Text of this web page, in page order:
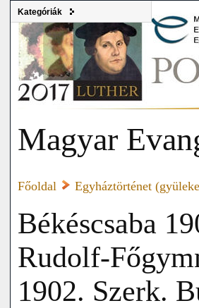
Kategóriák
Magyar
Főoldal Egyháztörténet
Békéscsaba
Rudolf-
1902. Szerk.